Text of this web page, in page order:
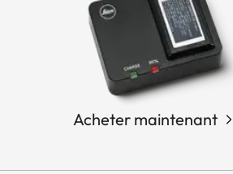
Acheter maintenant